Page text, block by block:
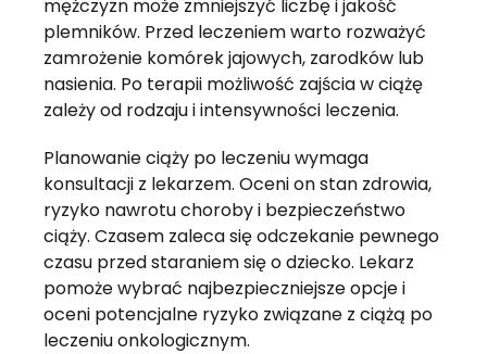
mężczyzn może zmniejszyć liczbę i jakość
plemników. Przed leczeniem warto rozważyć
zamrożenie komórek jajowych, zarodków lub
nasienia. Po terapii możliwość zajścia w ciążę
zależy od rodzaju i intensywności leczenia.
Planowanie ciąży po leczeniu wymaga
konsultacji z lekarzem. Oceni on stan zdrowia,
ryzyko nawrotu choroby i bezpieczeństwo
ciąży. Czasem zaleca się odczekanie pewnego
czasu przed staraniem się o dziecko. Lekarz
pomoże wybrać najbezpieczniejsze opcje i
oceni potencjalne ryzyko związane z ciążą po
leczeniu onkologicznym.